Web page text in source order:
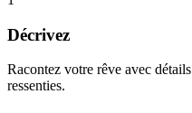
Décrivez
Racontez votre rêve avec
ressenties.